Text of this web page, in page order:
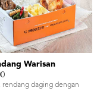
Warisan
rendang daging dengan